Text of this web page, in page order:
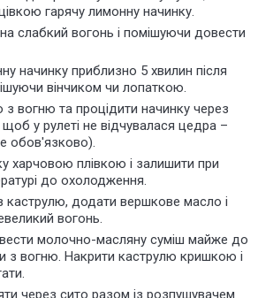
гарячу лимонну начинку.
слабкий вогонь і помішуючи довести
начинку приблизно 5 хвилин після
вінчиком чи лопаткою.
з вогню та процідити начинку через
у рулеті не відчувалася цедра –
обов'язково).
харчовою плівкою і залишити при
до охолодження.
додати вершкове масло і
вогонь.
молочно-масляну суміш майже до
з вогню. Накрити каструлю кришкою і
через сито разом із розпушувачем